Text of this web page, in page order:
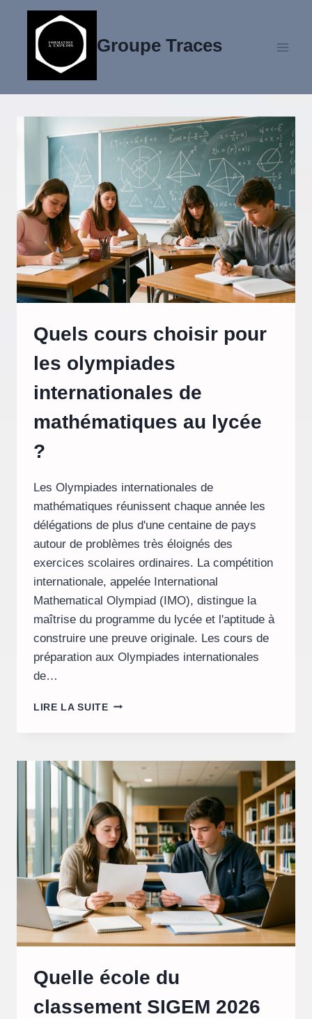
contenu
Groupe Traces
Quels cours choisir pour
les olympiades
internationales de
mathématiques au lycée
?
Les Olympiades internationales de
mathématiques réunissent chaque année les
délégations de plus d'une centaine de pays
autour de problèmes très éloignés des
exercices scolaires ordinaires. La compétition
internationale, appelée International
Mathematical Olympiad (IMO), distingue la
maîtrise du programme du lycée et l'aptitude à
construire une preuve originale. Les cours de
préparation aux Olympiades internationales
de…
LIRE LA SUITEQUELS
LES
OLYMPIADES
INTERNATIONALES
DE
MATHÉMATIQUES
AU
LYCÉE
?
Quelle école du
classement SIGEM 2026